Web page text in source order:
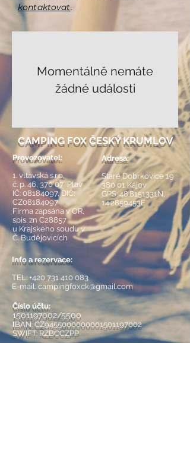
kontaktovat.
Momentálně nemáte
žádné události
CAMPING FOX ČESKÝ KRUMLOV
Provozovatel:
1. vltavská s.r.o.
č. p. 46, 370 07 Plav
IČ: 08184097, DIČ:
CZ08184097
Firma zapsána v OR,
spis. zn C28857
u Krajského soudu v
Č. Budějovicích
Adresa:
Staré Dobrkovice 19
380 01 Kájov
GPS: 48.8151331N,
14.2859453E
Info a rezervace:
TEL: +420 731 410 083
E-mail: campingfoxck@gmail.com
Číslo účtu:
1501197002/5500
IBAN: CZ9455000000001501197002
SWIFT: RZBCCZPP